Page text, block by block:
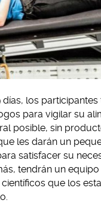
días, los
para vigilar su
posible, sin
les darán un
satisfacer su
tendrán un
que los